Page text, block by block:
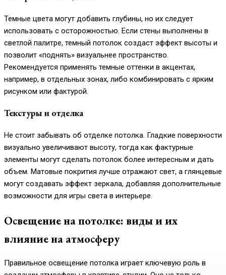
Темные цвета могут добавить глубины, но их следует
использовать с осторожностью. Если стены выполнены в
светлой палитре, темный потолок создаст эффект высоты и
позволит «поднять» визуальнее пространство.
Рекомендуется применять темные оттенки в акцентах,
например, в отдельных зонах, либо комбинировать с ярким
рисунком или фактурой.
Текстуры и отделка
Не стоит забывать об отделке потолка. Гладкие поверхности
визуально увеличивают высоту, тогда как фактурные
элементы могут сделать потолок более интересным и дать
объем. Матовые покрития лучше отражают свет, а глянцевые
могут создавать эффект зеркала, добавляя дополнительные
возможности для игры света в интерьере.
Освещение на потолке: виды и их
влияние на атмосферу
Правильное освещение потолка играет ключевую роль в